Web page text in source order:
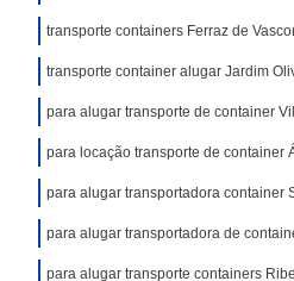
transporte containers Ferraz de
transporte container alugar Jardim
para alugar transporte de container
para locação transporte de container
para alugar transportadora container
para alugar transportadora de
para alugar transporte containers